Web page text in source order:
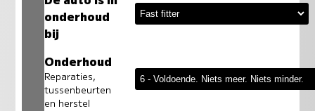
onderhoud
bij
Onderhoud
Reparaties,
tussenbeurten
en herstel